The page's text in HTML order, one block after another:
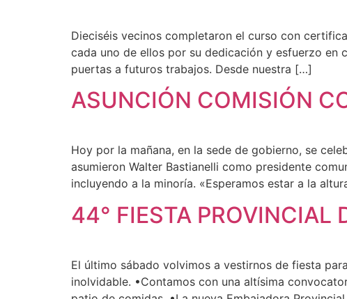
Dieciséis vecinos completaron el curso con
cada uno de ellos por su dedicación y esfuerzo en
puertas a futuros trabajos. Desde nuestra […]
ASUNCIÓN COMISIÓN
Hoy por la mañana, en la sede de gobierno, se
asumieron Walter Bastianelli como presidente
incluyendo a la minoría. «Esperamos estar a la
44° FIESTA PROVINCIAL
El último sábado volvimos a vestirnos de fiesta
inolvidable. •Contamos con una altísima